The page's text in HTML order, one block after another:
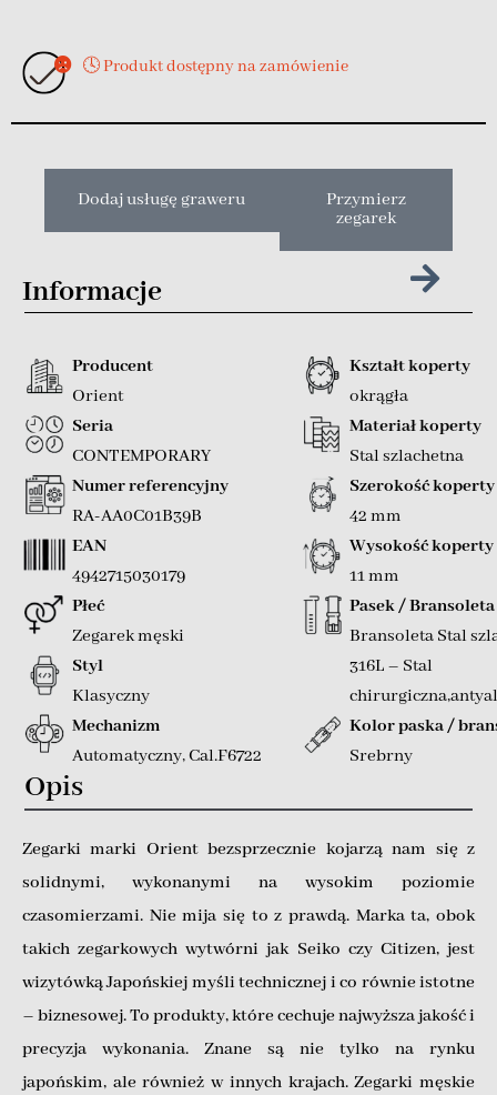
🕓 Produkt dostępny na zamówienie
Dodaj usługę graweru
Przymierz
zegarek
Informacje
Producent
Orient
Seria
CONTEMPORARY
Numer referencyjny
RA-AA0C01B39B
EAN
4942715030179
Płeć
Zegarek męski
Styl
Klasyczny
Mechanizm
Automatyczny,Cal.F6722
Kształt koperty
okrągła
Materiał koperty
Stal szlachetna
Szerokość koperty
42 mm
Wysokość koperty
11 mm
Pasek / Bransoleta
Bransoleta Stal
316L – Stal
Kolor paska /
Srebrny
Opis
Zegarki marki Orient bezsprzecznie kojarzą nam się z
solidnymi, wykonanymi na wysokim poziomie
czasomierzami. Nie mija się to z prawdą. Marka ta, obok
takich zegarkowych wytwórni jak Seiko czy Citizen, jest
wizytówką Japońskiej myśli technicznej i co równie istotne
– biznesowej. To produkty, które cechuje najwyższa jakość i
precyzja wykonania. Znane są nie tylko na rynku
japońskim, ale również w innych krajach. Zegarki męskie